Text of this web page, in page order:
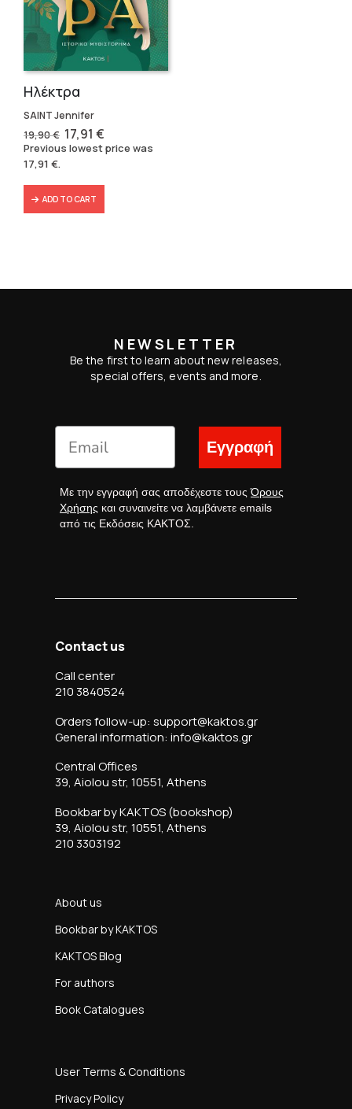
Ηλέκτρα
SAINT Jennifer
19,90€ Original
price
was:
17,91 €Current
price
is:
Previous lowest price was
17,91 €.
ADD TO CART
NEWSLETTER
Be the first to learn about new releases,
special offers, events and more.
Εγγραφή
Με την εγγραφή σας αποδέχεστε τουςΌρους
Χρήσης και συναινείτε να λαμβάνετε emails
από τις Εκδόσεις ΚΑΚΤΟΣ.
Contact us
Call center
210 3840524
Orders follow-up: support@kaktos.gr
General information: info@kaktos.gr
Central Offices
39, Aiolou str, 10551, Athens
Bookbar by KAKTOS (bookshop)
39, Aiolou str, 10551, Athens
210 3303192
About us
Bookbar by KAKTOS
KAKTOS Blog
For authors
Book Catalogues
User Terms & Conditions
Privacy Policy